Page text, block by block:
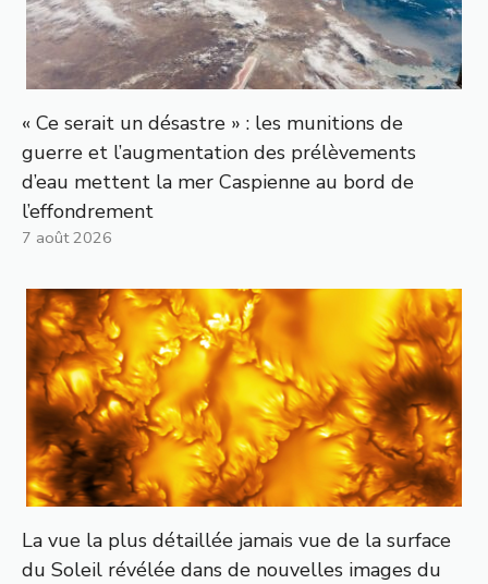
« Ce serait un désastre » : les munitions de
guerre et l’augmentation des prélèvements
d’eau mettent la mer Caspienne au bord de
l’effondrement
7 août 2026
La vue la plus détaillée jamais vue de la surface
du Soleil révélée dans de nouvelles images du